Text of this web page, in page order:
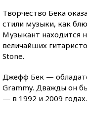
Творчество Бека
стили музыки, как
Музыкант находится
величайших
Stone.
Джефф Бек —
Grammy. Дважды он
— в 1992 и 2009 годах.